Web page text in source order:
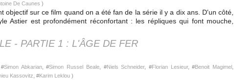
De Caunes )
objectif sur ce film quand on a été fan de la série il y a dix ans. D'un côté,
Astier est profondément réconfortant : les répliques qui font mouche,
- PARTIE 1 : L'ÂGE DE FER
Simon Abkarian, #Simon Russel Beale, #Niels Schneider, #Florian Lesieur, #Benoit Magimel
Kassovitz , #Karim Leklou )